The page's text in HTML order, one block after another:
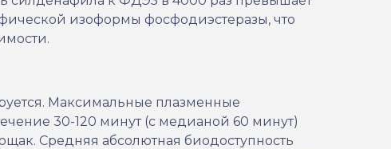
изоформы фосфодиэстеразы, что
Максимальные плазменные
30-120 минут (с медианой 60 минут)
Средняя абсолютная биодоступность